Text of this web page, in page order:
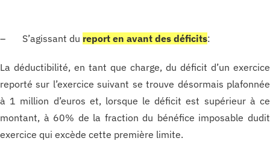
– S’agissant du report en avant des déficits:
La déductibilité, en tant que charge, du déficit d’un exercice
reporté sur l’exercice suivant se trouve désormais plafonnée
à 1 million d’euros et, lorsque le déficit est supérieur à ce
montant, à 60% de la fraction du bénéfice imposable dudit
exercice qui excède cette première limite.